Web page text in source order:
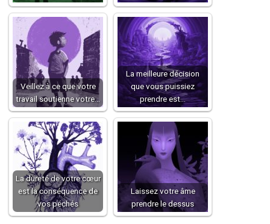
Veillez à ce que votre
travail soutienne votre…
La meilleure décision
que vous puissiez
prendre est…
La dureté de votre cœur
est la conséquence de
vos péchés
Laissez votre âme
prendre le dessus